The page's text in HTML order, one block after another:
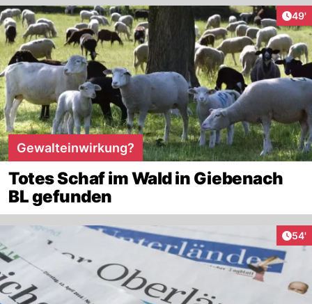
49'
Gewalteinwirkung?
Totes Schaf im Wald in Giebenach
BL gefunden
54'